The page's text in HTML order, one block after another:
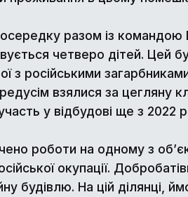
осередку разом із
четверо дітей.
з російськими
взялися за
у відбудові ще з 2022
роботи на одному з
окупації.
будівлю. На цій ділянці,